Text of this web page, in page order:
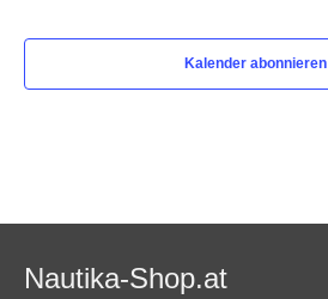
Kalender abonnieren
Nautika-Shop.at